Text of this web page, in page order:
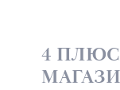
4